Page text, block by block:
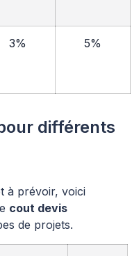
3% 5%
différents
à prévoir, voici
cout devis
de projets.